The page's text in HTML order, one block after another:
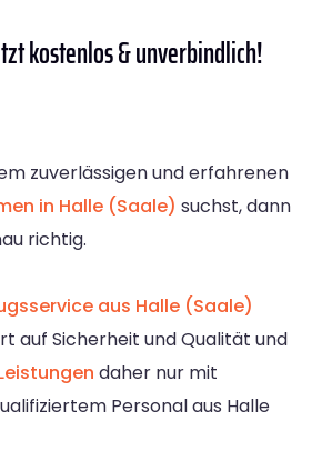
kostenlos & unverbindlich!
zuverlässigen und erfahrenen
in Halle (Saale) suchst, dann
richtig.
aus Halle (Saale)
auf Sicherheit und Qualität und
daher nur mit
Personal aus Halle